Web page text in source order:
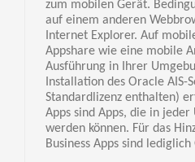
zum mobilen Gerät.
auf einem anderen
Internet Explorer. Auf
Appshare wie eine mobile
Ausführung in Ihrer
Installation des Oracle AIS-
Standardlizenz enthalten)
Apps sind Apps, die in
werden können. Für das
Business Apps sind